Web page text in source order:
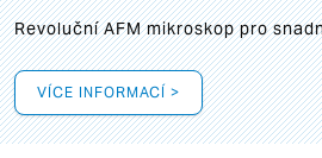
Revoluční AFM mikroskop pro
VÍCE INFORMACÍ >